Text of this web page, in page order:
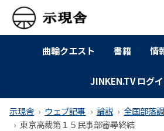
曲輪クエスト 書籍 情
JINKEN.TV ログ
示現舎 ウェブ記事 論説
全国部落
東京高裁第１５民事部審尋終結